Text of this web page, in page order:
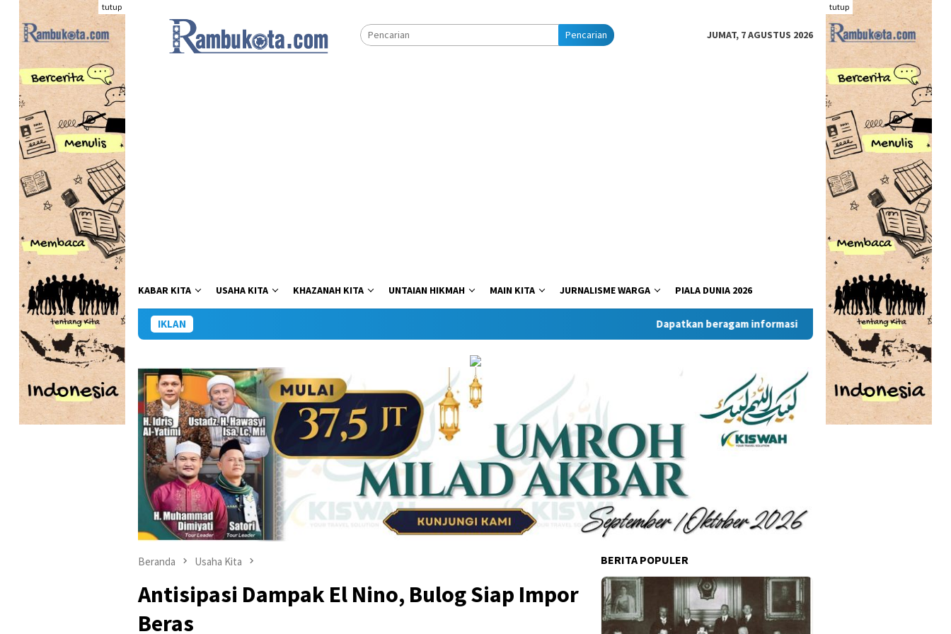
Loncat
konten
tutup tutup
Pencarian JUMAT, 7 AGUSTUS 2026
KABAR KITA USAHA KITA KHAZANAH KITA UNTAIAN HIKMAH MAIN KITA JURNALISME WARGA PIALA DUNIA 2026
IKLAN Dapatkan beragam informasi dan berita menarik dari situs
Beranda Usaha Kita
Antisipasi Dampak El Nino, Bulog Siap Impor
Beras
BERITA POPULER